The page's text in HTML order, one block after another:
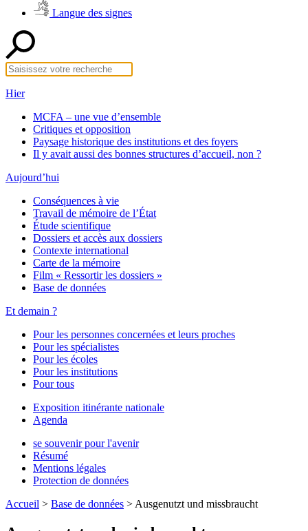
Langue des signes
Hier
MCFA – une vue d’ensemble
Critiques et opposition
Paysage historique des institutions et des foyers
Il y avait aussi des bonnes structures d’accueil, non ?
Aujourd’hui
Conséquences à vie
Travail de mémoire de l’État
Étude scientifique
Dossiers et accès aux dossiers
Contexte international
Carte de la mémoire
Film « Ressortir les dossiers »
Base de données
Et demain ?
Pour les personnes concernées et leurs proches
Pour les spécialistes
Pour les écoles
Pour les institutions
Pour tous
Exposition itinérante nationale
Agenda
se souvenir pour l'avenir
Résumé
Mentions légales
Protection de données
Accueil > Base de données > Ausgenutzt und missbraucht